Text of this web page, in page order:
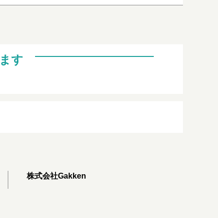
す
株式会社Gakken